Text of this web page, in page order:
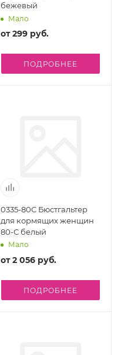
бежевый
Мало
от299 руб.
ПОДРОБНЕЕ
0335-80C Бюстгальтер
для кормящих женщин
80-C белый
Мало
от2 056 руб.
ПОДРОБНЕЕ